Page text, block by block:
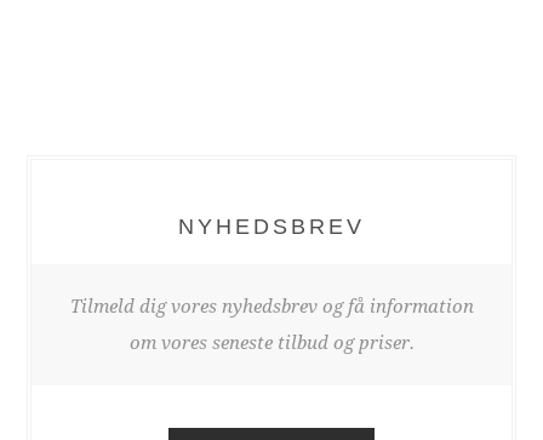
NYHEDSBREV
Tilmeld dig vores nyhedsbrev og få information
om vores seneste tilbud og priser.